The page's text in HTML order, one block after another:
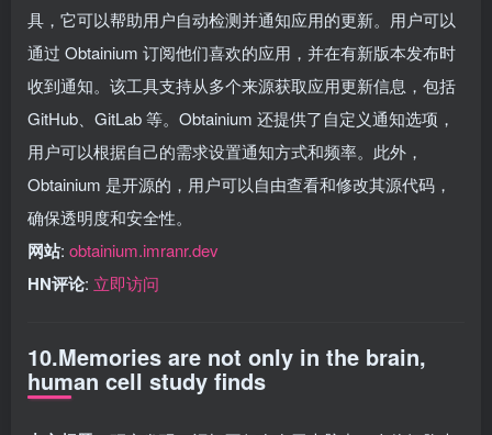
具，它可以帮助用户自动检测并通知应用的更新。用户可以
通过 Obtainium 订阅他们喜欢的应用，并在有新版本发布时
收到通知。该工具支持从多个来源获取应用更新信息，包括
GitHub、GitLab 等。Obtainium 还提供了自定义通知选项，
用户可以根据自己的需求设置通知方式和频率。此外，
Obtainium 是开源的，用户可以自由查看和修改其源代码，
确保透明度和安全性。
网站: obtainium.imranr.dev
HN评论: 立即访问
10.Memories are not only in the brain,
human cell study finds